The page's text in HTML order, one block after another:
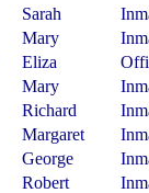
Sarah
Mary
Eliza
Mary
Richard
Margaret
George
Robert